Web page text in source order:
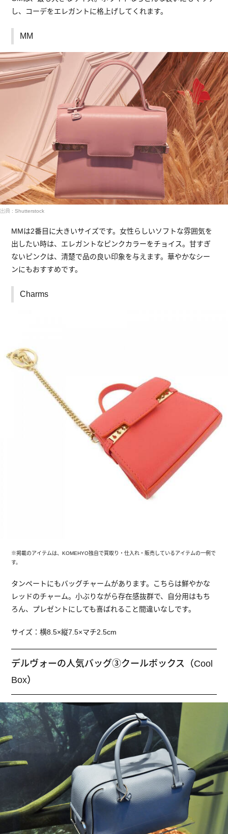
し、コーデをエレガントに格上げしてくれます。
MM
出典 : Shutterstock
MMは2番目に大きいサイズです。女性らしいソフトな雰囲気を
出したい時は、エレガントなピンクカラーをチョイス。甘すぎ
ないピンクは、清楚で品の良い印象を与えます。華やかなシー
ンにもおすすめです。
Charms
※掲載のアイテムは、KOMEHYO独自で買取り・仕入れ・販売しているアイテムの一例で
す。
タンペートにもバッグチャームがあります。こちらは鮮やかな
レッドのチャーム。小ぶりながら存在感抜群で、自分用はもち
ろん、プレゼントにしても喜ばれること間違いなしです。
サイズ：横8.5×縦7.5×マチ2.5cm
デルヴォーの人気バッグ③クールボックス（Cool
Box）